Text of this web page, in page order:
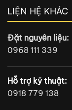
LIỆN HỆ KHÁC
Đặt nguyên liệu:
0968 111 339
Hỗ trợ kỹ thuật:
0918 779 138